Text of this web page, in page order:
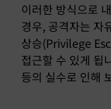
이러한 방식으로
경우, 공격자는 자
상승(Privilege
접근할 수 있게 됩
등의 실수로 인해